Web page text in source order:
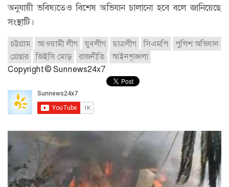
অনুযায়ী ভবিষ্যতেও বিশেষ অভিযান চালানো হবে বলে জানিয়েছে
সংস্থাটি।
চট্টগ্রাম আওয়ামী লীগ যুবলীগ ছাত্রলীগ সিএমপি
পুলিশ অভিযান
গ্রেপ্তার
জিইসি মোড় রাজনীতি
আইনশৃঙ্খলা
Copyright © Sunnews24x7